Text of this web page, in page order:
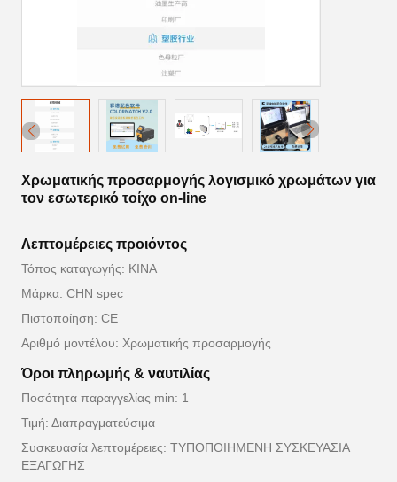
Χρωματικής προσαρμογής λογισμικό χρωμάτων για
τον εσωτερικό τοίχο on-line
Λεπτομέρειες προιόντος
Τόπος καταγωγής: ΚΙΝΑ
Μάρκα: CHN spec
Πιστοποίηση: CE
Αριθμό μοντέλου: Χρωματικής προσαρμογής
Όροι πληρωμής & ναυτιλίας
Ποσότητα παραγγελίας min: 1
Τιμή: Διαπραγματεύσιμα
Συσκευασία λεπτομέρειες: ΤΥΠΟΠΟΙΗΜΕΝΗ ΣΥΣΚΕΥΑΣΙΑ
ΕΞΑΓΩΓΗΣ